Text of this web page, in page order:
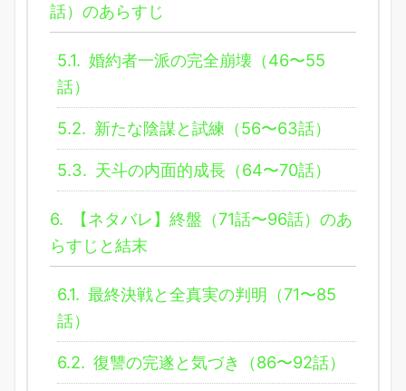
話）のあらすじ
5.1. 婚約者一派の完全崩壊（46〜55
話）
5.2. 新たな陰謀と試練（56〜63話）
5.3. 天斗の内面的成長（64〜70話）
6.
【ネタバレ】終盤（71話〜96話）のあ
らすじと結末
6.1. 最終決戦と全真実の判明（71〜85
話）
6.2. 復讐の完遂と気づき（86〜92話）